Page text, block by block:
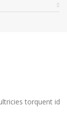
torquent id